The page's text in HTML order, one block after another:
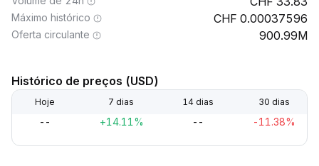
Máximo histórico 0.00037596
Oferta circulante 900.99M
Histórico de preços (USD)
Hoje 7 dias 14 dias 30 dias
-- +14.11% -- -11.38%